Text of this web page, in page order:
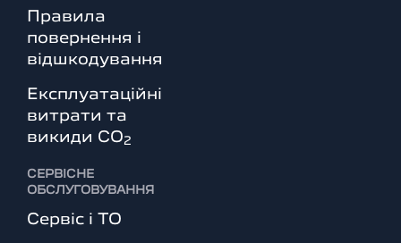
Правила
повернення і
відшкодування
Експлуатаційні
витрати та
викиди СО2
СЕРВІСНЕ
ОБСЛУГОВУВАННЯ
Сервіс і ТО